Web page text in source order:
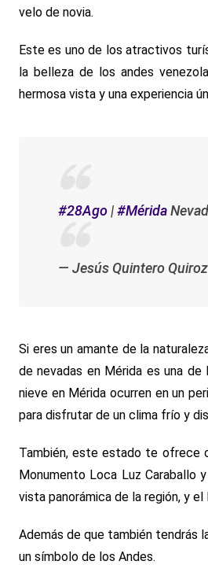
velo de novia.
Este es uno de los atractivos
la belleza de los andes
hermosa vista y una experiencia
#28Ago|#Mérida
— Jesús Quintero
Si eres un amante de la
de nevadas en Mérida es una
nieve en Mérida ocurren en un
para disfrutar de un clima frío y
También, este estado te ofrece
Monumento Loca Luz Caraballo
vista panorámica de la región, y el
Además de que también tendrás
un símbolo de los Andes.